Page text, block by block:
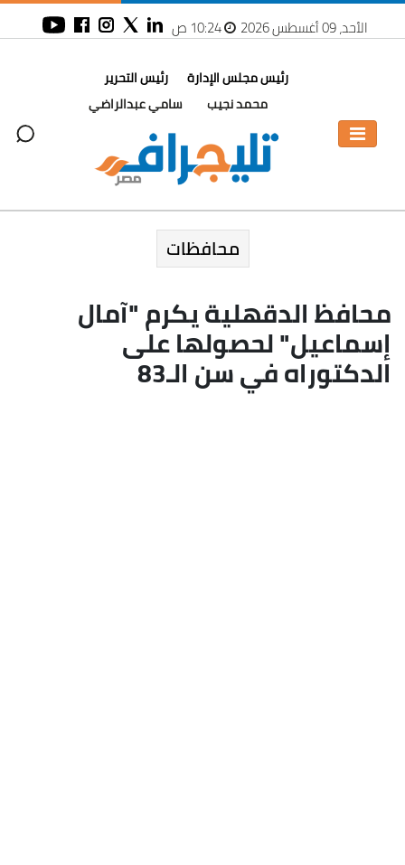
الأحد، 09 أغسطس 2026 10:24 ص
رئيس مجلس الإدارة
محمد نجيب
رئيس التحرير
سامي عبدالراضي
محافظات
محافظ الدقهلية يكرم "آمال
إسماعيل" لحصولها على
الدكتوراه في سن الـ83